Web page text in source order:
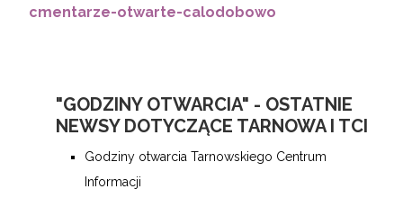
cmentarze-otwarte-calodobowo
"GODZINY OTWARCIA" - OSTATNIE
NEWSY DOTYCZĄCE TARNOWA I TCI
Godziny otwarcia Tarnowskiego Centrum
Informacji